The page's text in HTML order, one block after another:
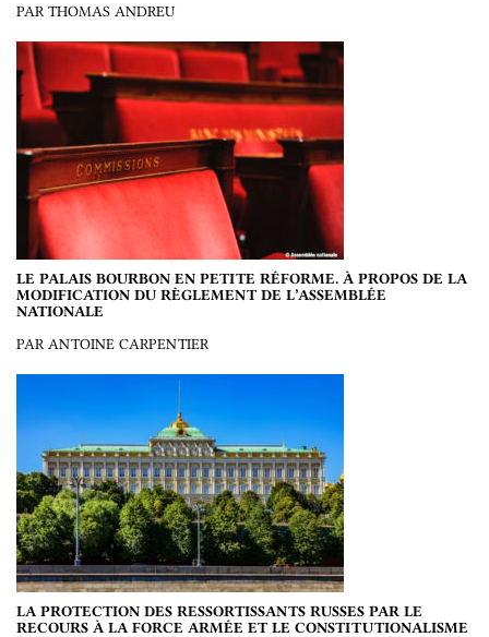
PAR THOMAS ANDREU
LE PALAIS BOURBON EN PETITE RÉFORME. À PROPOS DE LA
MODIFICATION DU RÈGLEMENT DE L’ASSEMBLÉE
NATIONALE
PAR ANTOINE CARPENTIER
LA PROTECTION DES RESSORTISSANTS RUSSES PAR LE
RECOURS À LA FORCE ARMÉE ET LE CONSTITUTIONALISME